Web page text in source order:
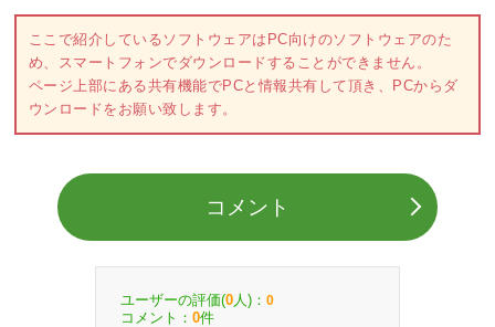
ここで紹介しているソフトウェアはPC向けのソフトウェアのた
め、スマートフォンでダウンロードすることができません。
ページ上部にある共有機能でPCと情報共有して頂き、PCからダ
ウンロードをお願い致します。
コメント
ユーザーの評価(0 人)： 0
コメント： 0件